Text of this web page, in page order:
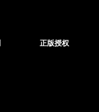
正版授权